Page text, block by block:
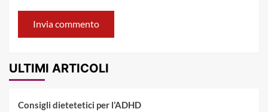
ULTIMI ARTICOLI
Consigli dietetetici per l’ADHD